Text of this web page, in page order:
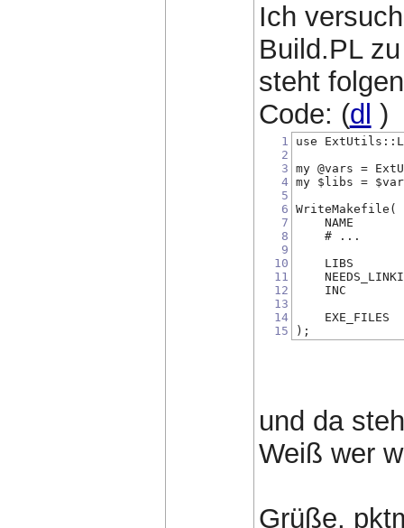
Ich
Build.PL
steht
Code: (dl )
1
2
3
4
5
6
7
8
9
10
11
12
13
14
15
use
my @vars =
my $libs =
WriteMakefile(
NAME
    # ...
LIBS
INC
EXE_FILES
);
und da
Weiß wer
Grüße,